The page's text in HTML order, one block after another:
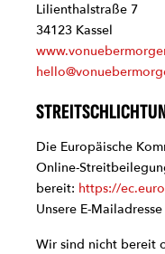
Lilienthalstraße 7
34123 Kassel
Die Europäische
Online-
bereit: https://
Unsere E-
Wir sind nicht bereit